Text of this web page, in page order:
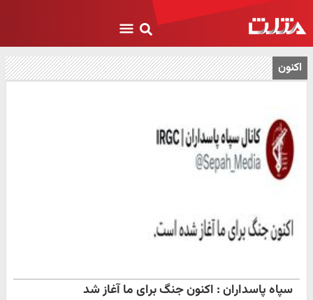
اکنون
سپاه پاسداران : اکنون جنگ برای ما آغاز شد